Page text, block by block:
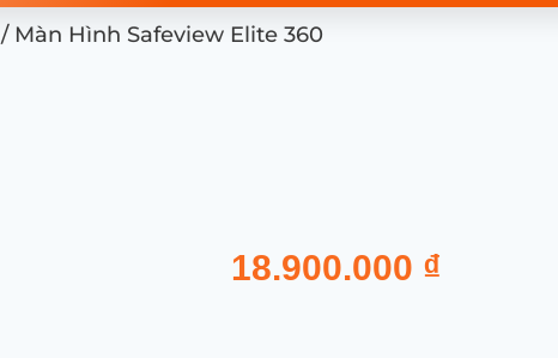
/ Màn Hình Safeview Elite 360
18.900.000 ₫